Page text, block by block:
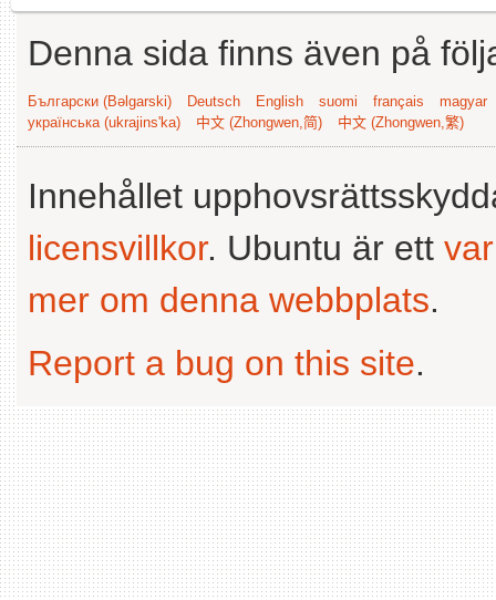
Denna sida finns även på
Български (Bəlgarski) Deutsch English suomi français
magyar
українська (ukrajins'ka)
中文 (Zhongwen,简) 中文 (Zhongwen,繁)
Innehållet
licensvillkor. Ubuntu är ett
mer om denna webbplats.
Report a bug on this site.